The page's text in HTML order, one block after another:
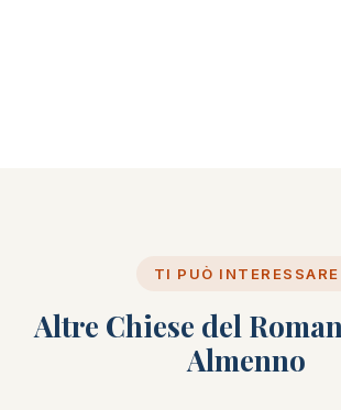
TI PUÒ INTERESSARE
Altre Chiese del
Almenno